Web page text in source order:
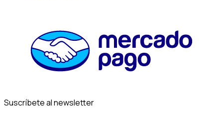
Suscríbete al newsletter